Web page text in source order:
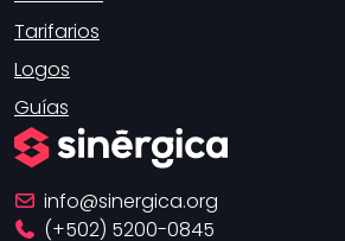
Tarifarios
Logos
Guías
info
sinergica.org
(+502) 5200-0845